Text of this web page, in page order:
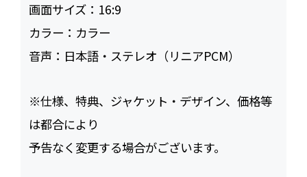
画面サイズ： 16:9
カラー： カラー
音声： 日本語・ステレオ（リニアPCM）
※仕様、特典、ジャケット・デザイン、価格等
は都合により
予告なく変更する場合がございます。